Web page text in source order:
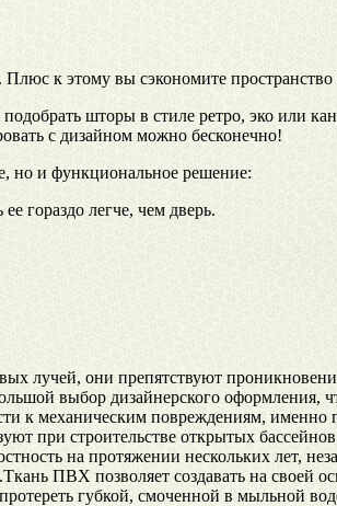
к этому вы сэкономите пространство
шторы в стиле ретро, эко или
с дизайном можно бесконечно!
но и функциональное решение:
гораздо легче, чем дверь.
лучей, они препятствуют
выбор дизайнерского оформления,
к механическим повреждениям, именно
при строительстве открытых
на протяжении нескольких лет,
ПВХ позволяет создавать на своей
губкой, смоченной в мыльной